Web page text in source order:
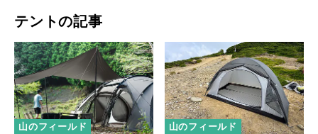
テントの記事
山のフィールド 山のフィールド